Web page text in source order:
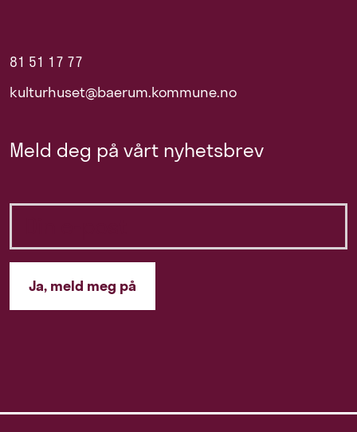
81 51 17 77
kulturhuset@baerum.kommune.no
Meld deg på vårt nyhetsbrev